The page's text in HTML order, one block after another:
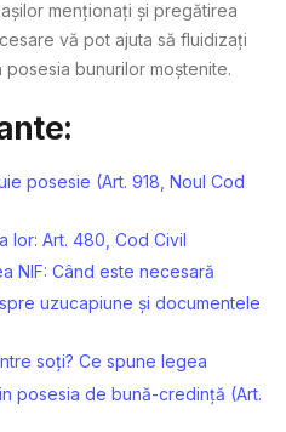
menționați și pregătirea
vă pot ajuta să fluidizați
bunurilor moștenite.
posesie (Art. 918, Noul Cod
lor: Art. 480, Cod Civil
NIF: Când este necesară
uzucapiune și documentele
soți? Ce spune legea
posesia de bună-credință (Art.